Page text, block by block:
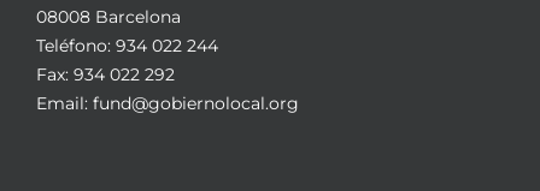
08008 Barcelona
Teléfono: 934 022 244
Fax: 934 022 292
Email: fund@gobiernolocal.org